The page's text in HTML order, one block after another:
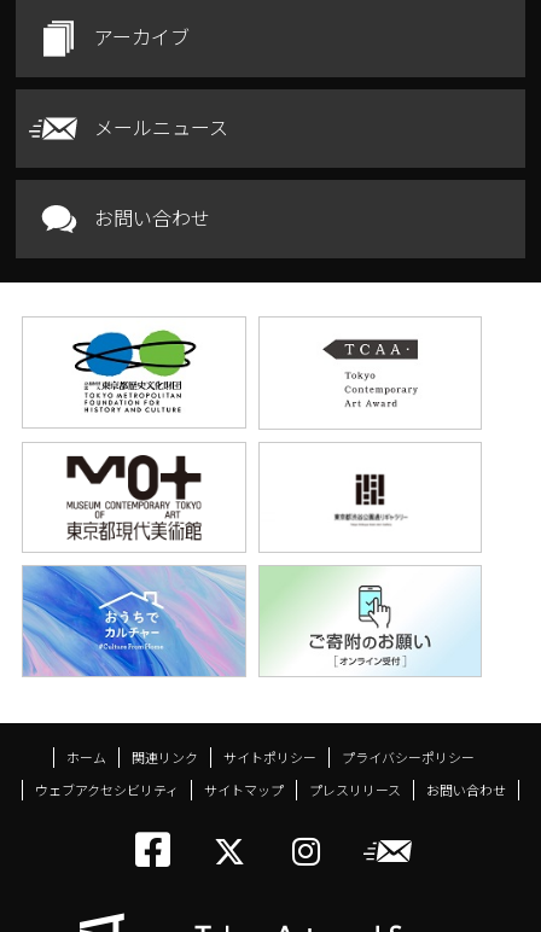
アーカイブ
メールニュース
お問い合わせ
ホーム 関連リンク サイトポリシー
プライバシーポリシー
ウェブアクセシビリティ
サイトマップ プレスリリース お問い合わせ
トーキョーアーツ
メールニ